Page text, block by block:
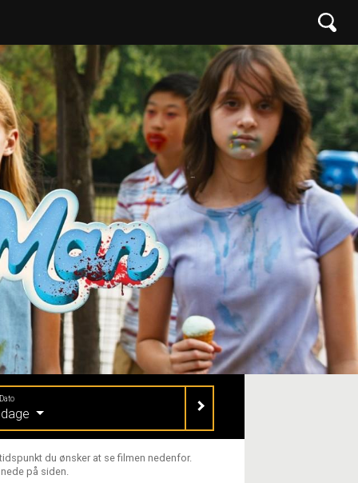
Dato
du ønsker at se filmen nedenfor.
på siden.